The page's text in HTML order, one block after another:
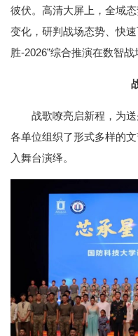
彼伏。高清大屏上，全域
变化，研判战场态势、快
胜-2026”综合推演在数智战
战歌嘹亮启新程，为
各单位组织了形式多样的
入舞台演绎。